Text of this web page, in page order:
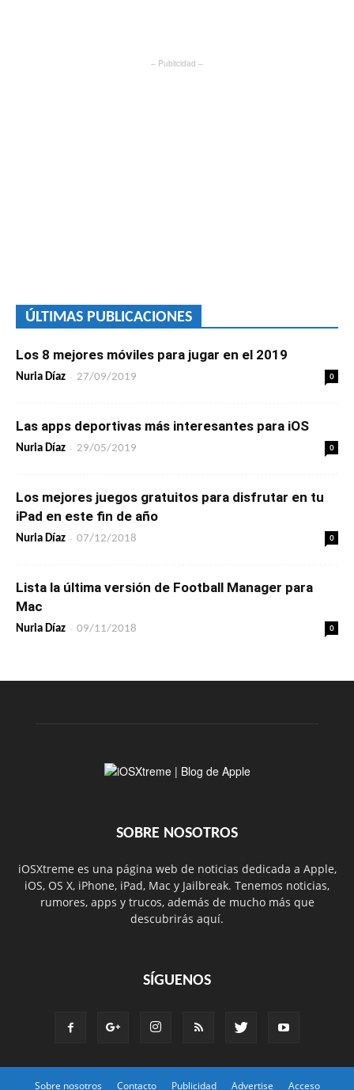
– Publicidad –
ÚLTIMAS PUBLICACIONES
Los 8 mejores móviles para jugar en el 2019
Nuria Díaz - 27/09/2019 0
Las apps deportivas más interesantes para iOS
Nuria Díaz - 29/05/2019 0
Los mejores juegos gratuitos para disfrutar en tu
iPad en este fin de año
Nuria Díaz - 07/12/2018 0
Lista la última versión de Football Manager para
Mac
Nuria Díaz - 09/11/2018 0
SOBRE NOSOTROS
iOSXtreme es una página web de noticias dedicada a Apple,
iOS, OS X, iPhone, iPad, Mac y Jailbreak. Tenemos noticias,
rumores, apps y trucos, además de mucho más que
descubrirás aquí.
SÍGUENOS
Sobre nosotros Contacto Publicidad Advertise Acceso